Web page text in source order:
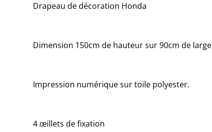
Drapeau de décoration Honda
Dimension 150cm de hauteur sur 90cm de large
Impression numérique sur toile polyester.
4 œillets de fixation